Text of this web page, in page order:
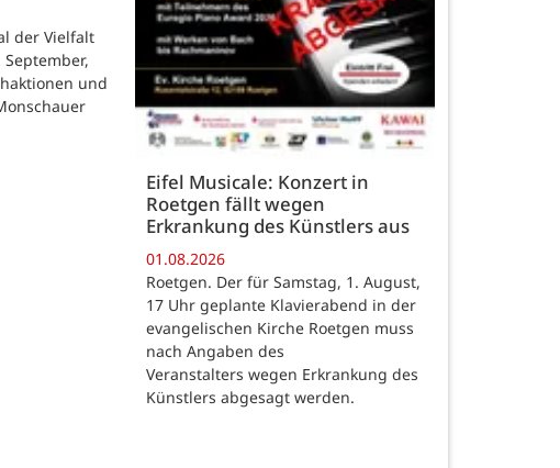
der Vielfalt
und
Eifel Musicale: Konzert in
Roetgen fällt wegen
Erkrankung des Künstlers aus
01.08.2026
Roetgen. Der für Samstag, 1. August,
17 Uhr geplante Klavierabend in der
evangelischen Kirche Roetgen muss
nach Angaben des
Veranstalters wegen Erkrankung des
Künstlers abgesagt werden.